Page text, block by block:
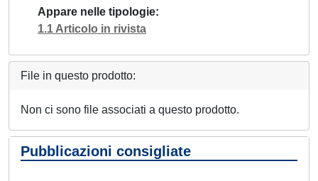
Appare nelle tipologie
1.1 Articolo in rivista
File in questo prodotto:
Non ci sono file associati a questo prodotto.
Pubblicazioni consigliate